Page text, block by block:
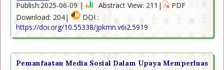
Publish:2025-06-09 | Abstract View: 211|
PDF
Download: 204|
DOI :
https://doi.org/10.55338/jpkmn.v6i2.5919
Pemanfaatan Media Sosial Dalam Upaya Memperluas